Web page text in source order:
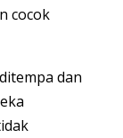
cocok
dan